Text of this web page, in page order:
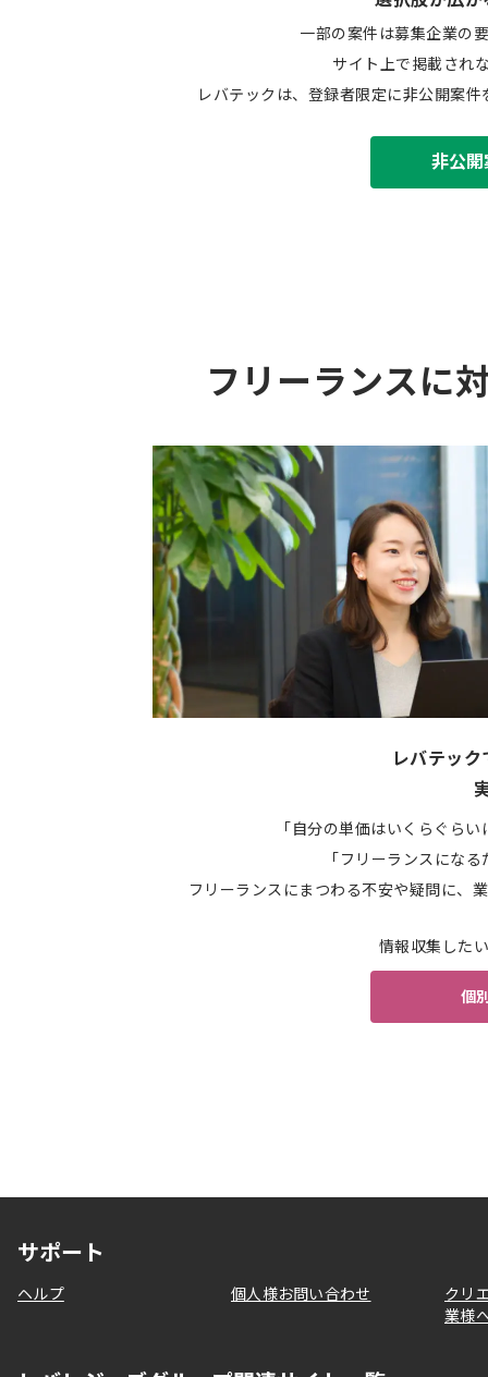
一部の案件は募集企業の
サイト上で掲載され
レバテックは、登録者限定に非公開案
非公
フリーランスに
レバテッ
「自分の単価はいくらぐら
「フリーランスにな
フリーランスにまつわる不安や疑問に、
情報収集した
個
サポート
ヘルプ 個人様お問い合わせ
クリ
業様